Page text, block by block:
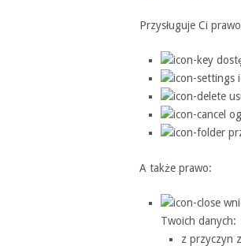
Przysługuje Ci
A także prawo:
Twoich danych:
z przyczyn